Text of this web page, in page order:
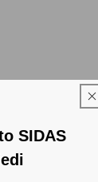
SIDAS